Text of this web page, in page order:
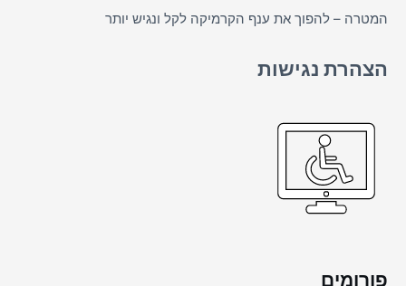
המטרה – להפוך את ענף הקרמיקה לקל ונגיש יותר
הצהרת נגישות
פורומים